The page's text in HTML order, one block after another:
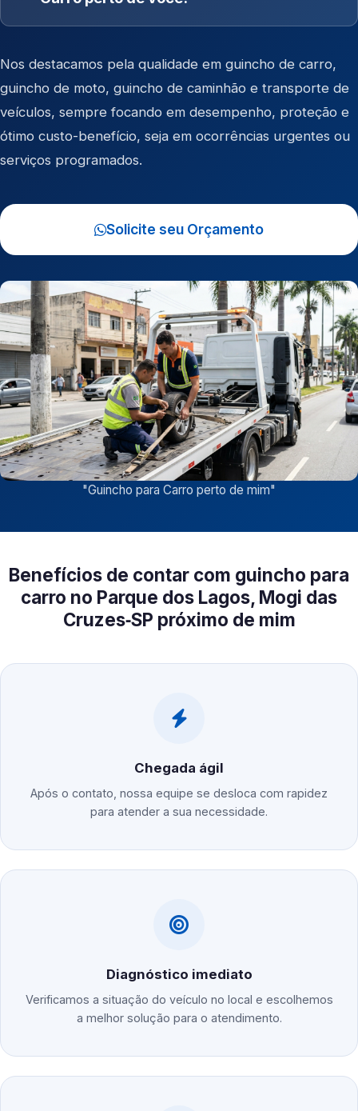
Nos destacamos pela qualidade em guincho de carro,
guincho de moto, guincho de caminhão e transporte de
veículos, sempre focando em desempenho, proteção e
ótimo custo-benefício, seja em ocorrências urgentes ou
serviços programados.
Solicite seu Orçamento
"Guincho para Carro perto de mim"
Benefícios de contar com guincho para
carro no Parque dos Lagos, Mogi das
Cruzes‑SP próximo de mim
Chegada ágil
Após o contato, nossa equipe se desloca com rapidez
para atender a sua necessidade.
Diagnóstico imediato
Verificamos a situação do veículo no local e escolhemos
a melhor solução para o atendimento.